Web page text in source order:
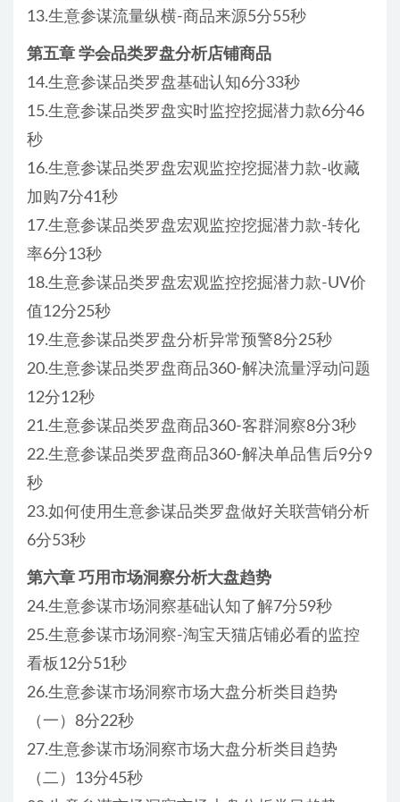
13.生意参谋流量纵横-商品来源5分55秒
第五章 学会品类罗盘分析店铺商品
14.生意参谋品类罗盘基础认知6分33秒
15.生意参谋品类罗盘实时监控挖掘潜力款6分46
秒
16.生意参谋品类罗盘宏观监控挖掘潜力款-收藏
加购7分41秒
17.生意参谋品类罗盘宏观监控挖掘潜力款-转化
率6分13秒
18.生意参谋品类罗盘宏观监控挖掘潜力款-UV价
值12分25秒
19.生意参谋品类罗盘分析异常预警8分25秒
20.生意参谋品类罗盘商品360-解决流量浮动问题
12分12秒
21.生意参谋品类罗盘商品360-客群洞察8分3秒
22.生意参谋品类罗盘商品360-解决单品售后9分9
秒
23.如何使用生意参谋品类罗盘做好关联营销分析
6分53秒
第六章 巧用市场洞察分析大盘趋势
24.生意参谋市场洞察基础认知了解7分59秒
25.生意参谋市场洞察-淘宝天猫店铺必看的监控
看板12分51秒
26.生意参谋市场洞察市场大盘分析类目趋势
（一）8分22秒
27.生意参谋市场洞察市场大盘分析类目趋势
（二）13分45秒